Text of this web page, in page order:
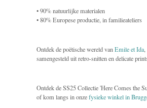
• 90% natuurlijke materialen
• 80% Europese productie, in familieateliers
Ontdek de poëtische wereld vanEmile et Ida,
samengesteld uit retro-snitten en delicate
Ontdek de SS25 Collectie 'Here Comes the
of kom langs in onzefysieke winkel in